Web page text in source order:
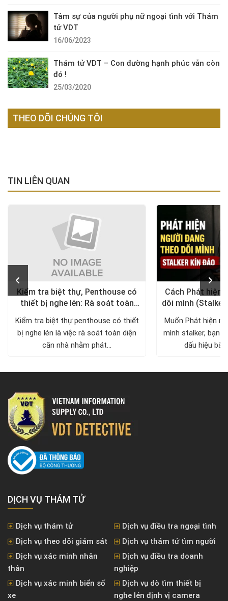
Tâm sự của người phụ nữ ngoại tình với Thám
tử VDT
16/06/2023
Thám tử VDT – Con đường hạnh phúc vẫn còn
đó !
25/03/2020
THEO DÕI CHÚNG TÔI
TIN LIÊN QUAN
Kiểm tra biệt thự, Penthouse có
thiết bị nghe lén: Rà soát toàn
Kiểm tra biệt thự penthouse có thiết
bị nghe lén là việc rà soát toàn diện
căn nhà nhằm phát...
Cách Phát hiện
dõi mình
Muốn Phát hiện
mình stalker, bạn
dấu hiệu bất
DỊCH VỤ THÁM TỬ
Dịch vụ thám tử
Dịch vụ điều tra ngoại tình
Dịch vụ theo dõi giám sát
Dịch vụ thám tử tìm người
Dịch vụ xác minh nhân
thân
Dịch vụ điều tra doanh
nghiệp
Dịch vụ xác minh biển số
xe
Dịch vụ dò tìm thiết bị
nghe lén định vị camera